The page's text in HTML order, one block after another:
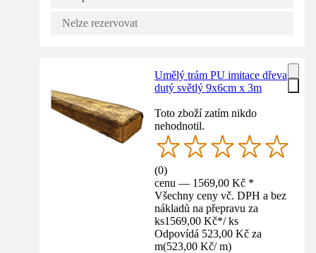
Nelze rezervovat
Umělý trám PU imitace dřeva
dutý světlý 9x6cm x 3m
Toto zboží zatím nikdo
nehodnotil.
(0)
cenu — 1569,00 Kč *
Všechny ceny vč. DPH a bez
nákladů na přepravu za
ks1569,00 Kč*/ ks
Odpovídá 523,00 Kč za
m(523,00 Kč/ m)